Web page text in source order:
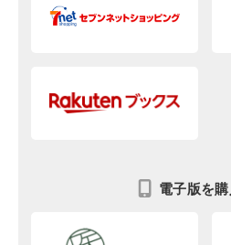
電子版を